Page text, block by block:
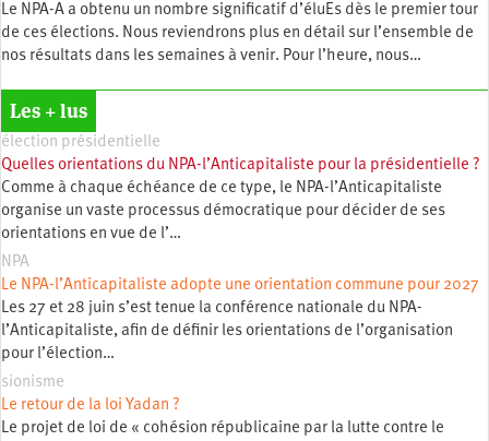
Le NPA-A a obtenu un nombre significatif d’éluEs dès le premier tour
de ces élections. Nous reviendrons plus en détail sur l’ensemble de
nos résultats dans les semaines à venir. Pour l’heure, nous…
Les + lus
élection présidentielle
Quelles orientations du NPA-l’Anticapitaliste pour la présidentielle ?
Comme à chaque échéance de ce type, le NPA-l’Anticapitaliste
organise un vaste processus démocratique pour décider de ses
orientations en vue de l’…
NPA
Le NPA-l’Anticapitaliste adopte une orientation commune pour 2027
Les 27 et 28 juin s’est tenue la conférence nationale du NPA-
l’Anticapitaliste, afin de définir les orientations de l’organisation
pour l’élection…
sionisme
Le retour de la loi Yadan ?
Le projet de loi de « cohésion républicaine par la lutte contre le